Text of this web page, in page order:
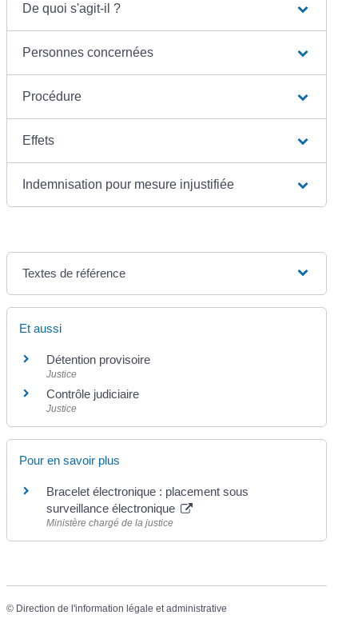
De quoi s'agit-il ?
Personnes concernées
Procédure
Effets
Indemnisation pour mesure injustifiée
Textes de référence
Et aussi
Détention provisoire
Justice
Contrôle judiciaire
Justice
Pour en savoir plus
Bracelet électronique : placement sous
surveillance électronique
Ministère chargé de la justice
© Direction de l'information légale et administrative